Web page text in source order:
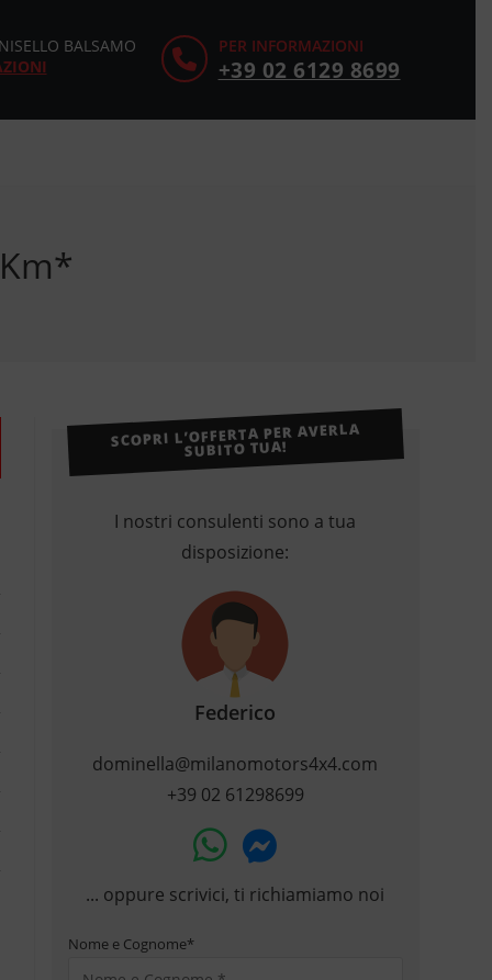
PER INFORMAZIONI
+39 02 6129 8699
BALSAMO
SCOPRI L’OFFERTA PER AVERLA
SUBITO TUA!
I nostri consulenti sono a tua
disposizione:
Federico
dominella@milanomotors4x4.com
+39 02 61298699
... oppure scrivici, ti richiamiamo noi
Nome e Cognome*